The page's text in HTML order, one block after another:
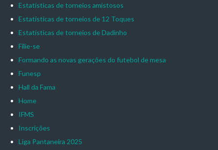
Estatísticas de torneios amistosos
Estatísticas de torneios de 12 Toques
Estatísticas de torneios de Dadinho
Filie-se
Formando as novas gerações do futebol de mesa
Funesp
Hall da Fama
Home
IFMS
Inscrições
Liga Pantaneira 2025